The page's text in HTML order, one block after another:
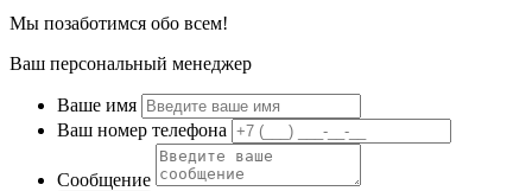
Мы позаботимся обо всем!
Ваш персональный менеджер
Ваше имя
Ваш номер телефона
Сообщение